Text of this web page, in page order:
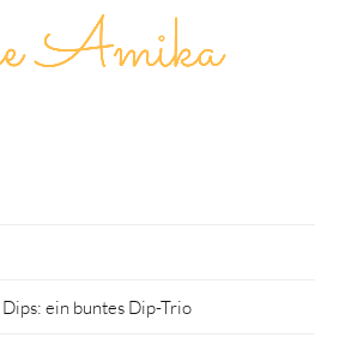
ein buntes Dip-Trio